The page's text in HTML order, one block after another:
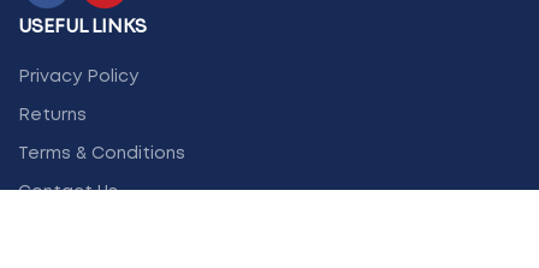
USEFUL LINKS
Privacy Policy
Returns
Terms & Conditions
Contact Us